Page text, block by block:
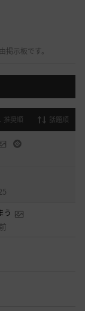
示板です。
推奨順 話題順
う